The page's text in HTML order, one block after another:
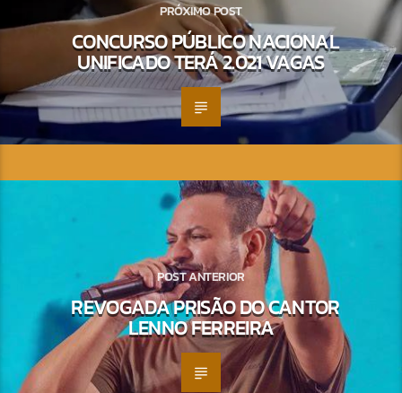
PRÓXIMO POST
CONCURSO PÚBLICO NACIONAL
UNIFICADO TERÁ 2.021 VAGAS
POST ANTERIOR
REVOGADA PRISÃO DO CANTOR
LENNO FERREIRA